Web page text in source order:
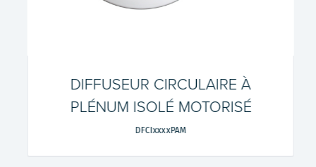
DIFFUSEUR CIRCULAIRE À
PLÉNUM ISOLÉ MOTORISÉ
DFCIxxxxPAM